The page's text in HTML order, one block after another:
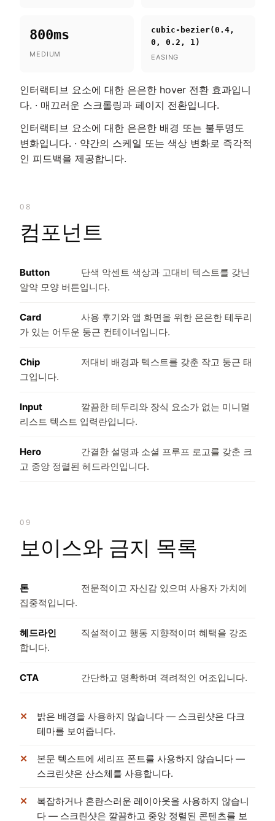
800ms
MEDIUM
cubic-bezier(0.4,
0, 0.2, 1)
EASING
인터랙티브 요소에 대한 은은한 hover 전환 효과입니
다. · 매끄러운 스크롤링과 페이지 전환입니다.
인터랙티브 요소에 대한 은은한 배경 또는 불투명도
변화입니다. · 약간의 스케일 또는 색상 변화로 즉각적
인 피드백을 제공합니다.
08
컴포넌트
Button
단색 악센트 색상과 고대비 텍스트를 갖닌
알약 모양 버튼입니다.
Card
사용 후기와 앱 화면을 위한 은은한 테두리
가 있는 어두운 둥근 컨테이너입니다.
Chip
저대비 배경과 텍스트를 갖춘 작고 둥근 태
그입니다.
Input
깔끔한 테두리와 장식 요소가 없는 미니멀
리스트 텍스트 입력란입니다.
Hero
간결한 설명과 소셜 프루프 로고를 갖춘 크
고 중앙 정렬된 헤드라인입니다.
09
보이스와 금지 목록
톤
전문적이고 자신감 있으며 사용자 가치에
집중적입니다.
헤드라인
직설적이고 행동 지향적이며 혜택을 강조
합니다.
CTA 간단하고 명확하며 격려적인 어조입니다.
밝은 배경을 사용하지 않습니다 — 스크린샷은 다크
테마를 보여줍니다.
본문 텍스트에 세리프 폰트를 사용하지 않습니다 —
스크린샷은 산스체를 사용합니다.
복잡하거나 혼란스러운 레이아웃을 사용하지 않습니
다 — 스크린샷은 깔끔하고 중앙 정렬된 콘텐츠를 보